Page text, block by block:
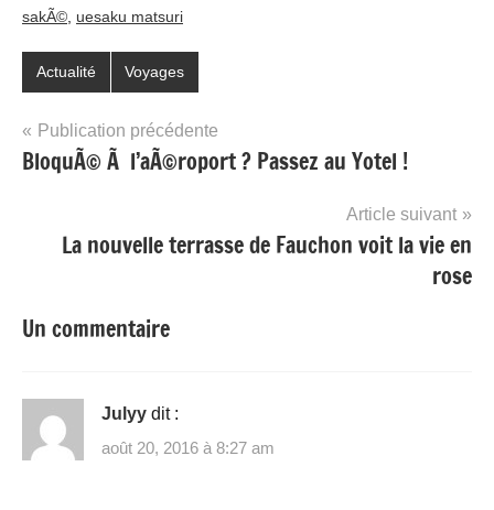
sakÃ© uesaku matsuri
Actualité Voyages
Navigation
de
Publication précédente
BloquÃ© Ã l’aÃ©roport ? Passez au Yotel !
Article suivant
La nouvelle terrasse de Fauchon voit la vie en
rose
Un commentaire
Julyy dit :
août 20, 2016 à 8:27 am